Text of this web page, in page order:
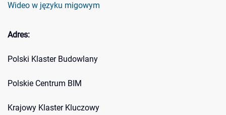
Wideo w języku migowym
Adres:
Polski Klaster Budowlany
Polskie Centrum BIM
Krajowy Klaster Kluczowy